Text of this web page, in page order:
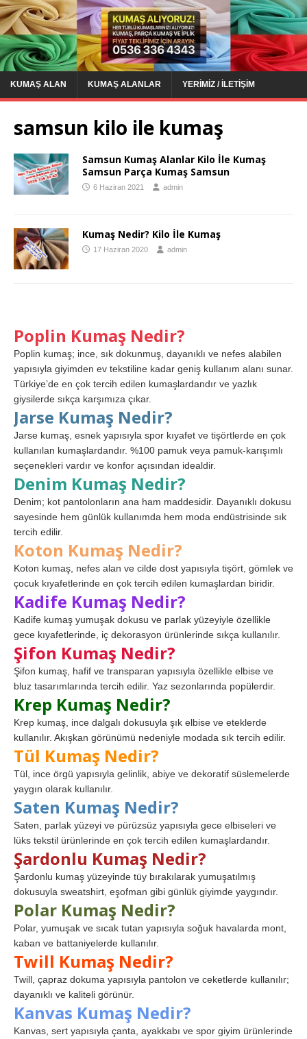
KUMAŞ ALAN KUMAŞ ALANLAR YERIMIZ / İLETIŞIM
samsun kilo ile kumaş
Samsun Kumaş Alanlar Kilo İle Kumaş
Samsun Parça Kumaş Samsun
6 Haziran 2021 admin
Kumaş Nedir? Kilo İle Kumaş
17 Haziran 2020 admin
Poplin Kumaş Nedir?
Poplin kumaş; ince, sık dokunmuş, dayanıklı ve nefes alabilen
yapısıyla giyimden ev tekstiline kadar geniş kullanım alanı sunar.
Türkiye’de en çok tercih edilen kumaşlardandır ve yazlık
giysilerde sıkça karşımıza çıkar.
Jarse Kumaş Nedir?
Jarse kumaş, esnek yapısıyla spor kıyafet ve tişörtlerde en çok
kullanılan kumaşlardandır. %100 pamuk veya pamuk-karışımlı
seçenekleri vardır ve konfor açısından idealdir.
Denim Kumaş Nedir?
Denim; kot pantolonların ana ham maddesidir. Dayanıklı dokusu
sayesinde hem günlük kullanımda hem moda endüstrisinde sık
tercih edilir.
Koton Kumaş Nedir?
Koton kumaş, nefes alan ve cilde dost yapısıyla tişört, gömlek ve
çocuk kıyafetlerinde en çok tercih edilen kumaşlardan biridir.
Kadife Kumaş Nedir?
Kadife kumaş yumuşak dokusu ve parlak yüzeyiyle özellikle
gece kıyafetlerinde, iç dekorasyon ürünlerinde sıkça kullanılır.
Şifon Kumaş Nedir?
Şifon kumaş, hafif ve transparan yapısıyla özellikle elbise ve
bluz tasarımlarında tercih edilir. Yaz sezonlarında popülerdir.
Krep Kumaş Nedir?
Krep kumaş, ince dalgalı dokusuyla şık elbise ve eteklerde
kullanılır. Akışkan görünümü nedeniyle modada sık tercih edilir.
Tül Kumaş Nedir?
Tül, ince örgü yapısıyla gelinlik, abiye ve dekoratif süslemelerde
yaygın olarak kullanılır.
Saten Kumaş Nedir?
Saten, parlak yüzeyi ve pürüzsüz yapısıyla gece elbiseleri ve
lüks tekstil ürünlerinde en çok tercih edilen kumaşlardandır.
Şardonlu Kumaş Nedir?
Şardonlu kumaş yüzeyinde tüy bırakılarak yumuşatılmış
dokusuyla sweatshirt, eşofman gibi günlük giyimde yaygındır.
Polar Kumaş Nedir?
Polar, yumuşak ve sıcak tutan yapısıyla soğuk havalarda mont,
kaban ve battaniyelerde kullanılır.
Twill Kumaş Nedir?
Twill, çapraz dokuma yapısıyla pantolon ve ceketlerde kullanılır;
dayanıklı ve kaliteli görünür.
Kanvas Kumaş Nedir?
Kanvas, sert yapısıyla çanta, ayakkabı ve spor giyim ürünlerinde